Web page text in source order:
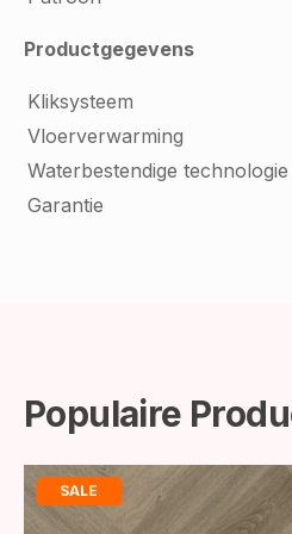
Productgegevens
Kliksysteem
Vloerverwarming
Waterbestendige technologie
Garantie
Populaire
SALE